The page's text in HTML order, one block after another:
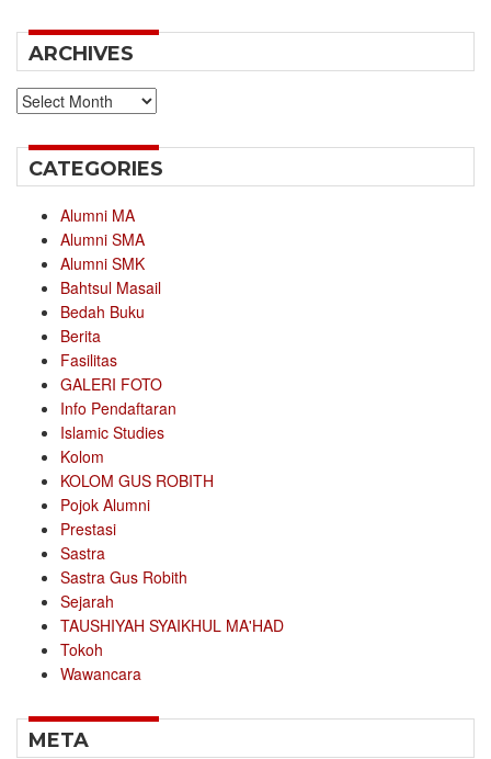
ARCHIVES
Archives
CATEGORIES
Alumni MA
Alumni SMA
Alumni SMK
Bahtsul Masail
Bedah Buku
Berita
Fasilitas
GALERI FOTO
Info Pendaftaran
Islamic Studies
Kolom
KOLOM GUS ROBITH
Pojok Alumni
Prestasi
Sastra
Sastra Gus Robith
Sejarah
TAUSHIYAH SYAIKHUL MA'HAD
Tokoh
Wawancara
META